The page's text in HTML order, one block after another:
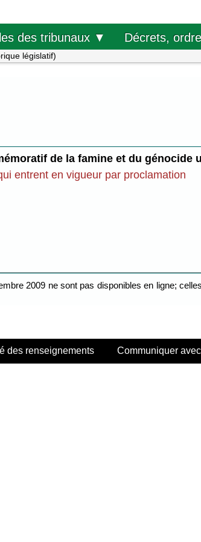
des tribunaux ▼ Décrets,
législatif)
de la famine et du génocide
entrent en vigueur par proclamation
2009 ne sont pas disponibles en ligne;
des renseignements Communiquer